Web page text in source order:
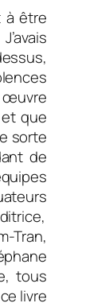
à être
que
sorte
de
Tran,
tous
livre